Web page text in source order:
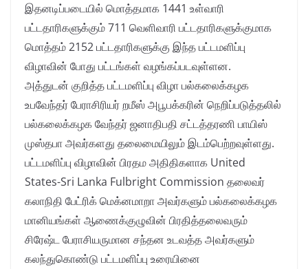
இதனடிப்படையில் மொத்தமாக 1441 உள்வாரி
பட்டதாரிகளுக்கும் 711 வெளிவாரி பட்டதாரிகளுக்குமாக
மொத்தம் 2152 பட்டதாரிகளுக்கு இந்த பட்டமளிப்பு
விழாவின் போது பட்டங்கள் வழங்கப்படவுள்ளன.
அத்துடன் குறித்த பட்டமளிப்பு விழா பல்கலைக்கழக
உபவேந்தர் பேராசிரியர் றமீஸ் அபூபக்கரின் நெறிப்படுத்தலில்
பல்கலைக்கழக வேந்தர் ஜனாதிபதி சட்டத்தரணி பாயிஸ்
முஸ்தபா அவர்களது தலைமையிலும் இடம்பெற்றவுள்ளது.
பட்டமளிப்பு விழாவின் பிரதம அதிதிகளாக United
States-Sri Lanka Fulbright Commission தலைவர்
கலாநிதி பேட்ரிக் மெக்னமாறா அவர்களும் பல்கலைக்கழக
மானியங்கள் ஆணைக்குழுவின் பிரதித்தலைவரும்
சிரேஷ்ட பேராசியருமான சந்தன உடவத்த அவர்களும்
கலந்துகொண்டு பட்டமளிப்பு உரையினை